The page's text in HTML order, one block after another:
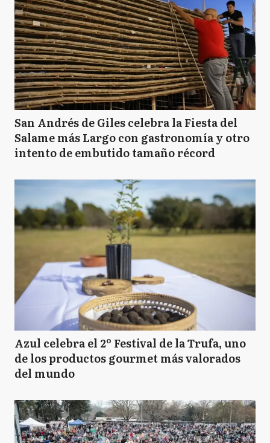
San Andrés de Giles celebra la Fiesta del
Salame más Largo con gastronomía y otro
intento de embutido tamaño récord
Azul celebra el 2º Festival de la Trufa, uno
de los productos gourmet más valorados
del mundo